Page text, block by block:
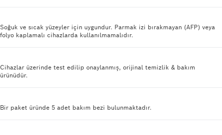
Soğuk ve sıcak yüzeyler için uygundur. Parmak izi bırakmayan (AFP) veya
folyo kaplamalı cihazlarda kullanılmamalıdır.
Cihazlar üzerinde test edilip onaylanmış, orijinal temizlik & bakım
ürünüdür.
Bir paket üründe 5 adet bakım bezi bulunmaktadır.